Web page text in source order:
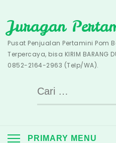
to
content
Juragan
Pusat Penjualan Pertamini Pom
Terpercaya, bisa KIRIM BARANG
0852-2164-2963 (Telp/WA).
Cari
untuk:
PRIMARY MENU